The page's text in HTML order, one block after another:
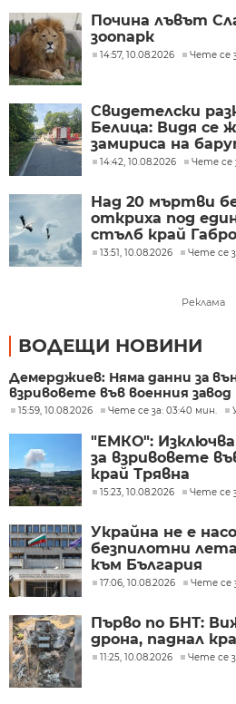
Почина лъвът
зоопарк
14:57, 10.08.2026 Чете се
Свидетелски
Белица: Видя се
замириса на
14:42, 10.08.2026 Чете се
Над 20 мъртви
откриха под
стълб край
13:51, 10.08.2026 Чете се
Реклама
ВОДЕЩИ НОВИНИ
Демерджиев: Няма данни за
взривовете във военния завод
15:59, 10.08.2026 Чете се за: 03:40 мин.
"ЕМКО":
за взривовете
край Трявна
15:23, 10.08.2026 Чете се
Украйна не е
безпилотни
към България
17:06, 10.08.2026 Чете се
Първо по БНТ:
дрона, паднал
11:25, 10.08.2026 Чете се